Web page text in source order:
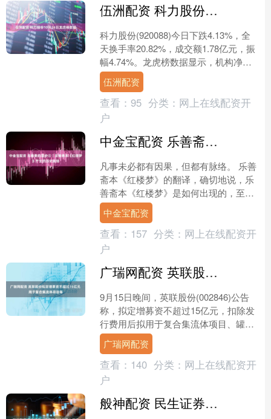
伍洲配资 科力股份10月24日龙虎榜数据
科力股份(920088)今日下跌4.13%，全
天换手率20.82%，成交额1.78亿元，振
幅4.74%。龙虎榜数据显示，机构净买
入319.88万元，营业部席位合....
伍洲配资
查看： 95 分类： 网上在线配资开
户
中金宝配资 乐善斋的面纱④｜乐善斋本《红楼梦》产生的历史脉络
凡事未必都有因果，但都有脉络。 乐善
斋本《红楼梦》的翻译，确切地说，乐
善斋本《红楼梦》是如何出现的，至少
有两条脉络：一条是韩国国内的，另外
一条是中日韩三国文化交....
中金宝配资
查看： 157 分类： 网上在线配资开
户
广瑞网配资 英联股份拟定增募资不超过15亿元 用于复合集流体项目等
9月15日晚间，英联股份(002846)公告
称，拟定增募资不超过15亿元，扣除发
行费用后拟用于复合集流体项目、罐头
易开盖制造项目及补充流动资金。 拆分
来看，本次....
广瑞网配资
查看： 140 分类： 网上在线配资开
户
般神配资 民生证券：给予玲珑轮胎买入评级